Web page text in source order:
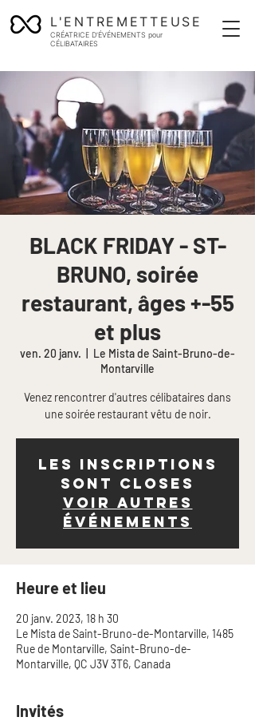
L'ENTREMETTEUSE
CRÉATRICE D'ÉVÉNEMENTS pour
CÉLIBATAIRES
BLACK FRIDAY - ST-
BRUNO, soirée
restaurant, âges +-55
et plus
ven. 20 janv.
Le Mista de Saint-Bruno-de-
Montarville
Venez rencontrer d'autres célibataires dans
une soirée restaurant vêtu de noir.
Les inscriptions
sont closes
Voir autres
événements
Heure et lieu
20 janv. 2023, 18 h 30
Le Mista de Saint-Bruno-de-Montarville, 1485
Rue de Montarville, Saint-Bruno-de-
Montarville, QC J3V 3T6, Canada
Invités